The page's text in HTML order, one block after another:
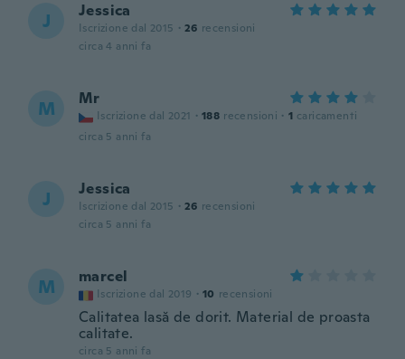
J Jessica
Iscrizione dal 2015 · 26 recensioni
circa 4 anni fa
M Mr
Iscrizione dal 2021 · 188 recensioni · 1 caricamenti
circa 5 anni fa
J Jessica
Iscrizione dal 2015 · 26 recensioni
circa 5 anni fa
M marcel
Iscrizione dal 2019 · 10 recensioni
Calitatea lasă de dorit. Material de proasta
calitate.
circa 5 anni fa